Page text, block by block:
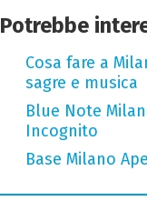
Potrebbe
Cosa fare a
sagre e musica
Blue Note
Incognito
Base Milano